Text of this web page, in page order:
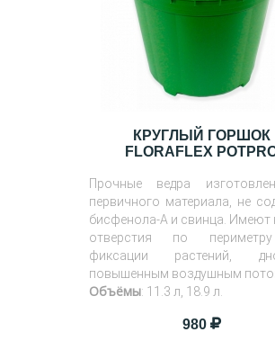
КРУГЛЫЙ ГОРШОК
FLORAFLEX
Прочные ведра
первичного материала, не
бисфенола-А и свинца. Имеют
отверстия по
фиксации растений,
повышенным воздушным
Объёмы: 11.3 л, 18.9 л.
980